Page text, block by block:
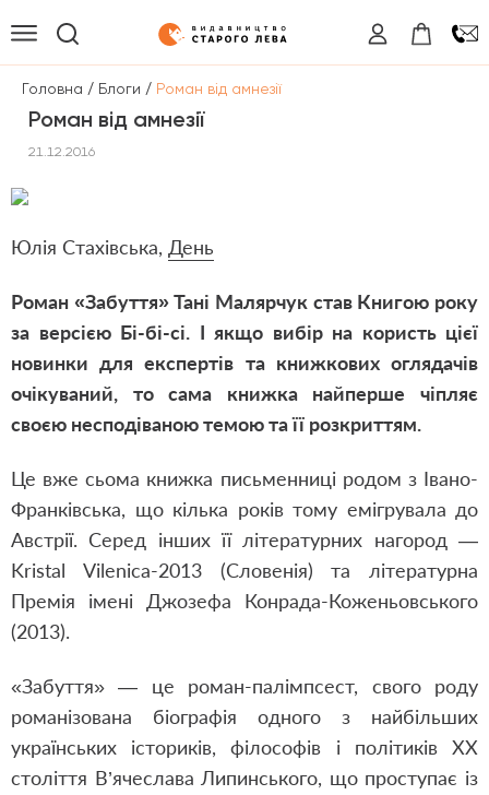
Головна / Блоги / Роман від амнезії
Роман від амнезії
21.12.2016
Юлія Стахівська, День
Роман «Забуття» Тані Малярчук став Книгою року
за версією Бі-бі-сі. І якщо вибір на користь цієї
новинки для експертів та книжкових оглядачів
очікуваний, то сама книжка найперше чіпляє
своєю несподіваною темою та її розкриттям.
Це вже сьома книжка письменниці родом з Івано-
Франківська, що кілька років тому емігрувала до
Австрії. Серед інших її літературних нагород —
Kristal Vilenica-2013 (Словенія) та літературна
Премія імені Джозефа Конрада-Коженьовського
(2013).
«Забуття» — це роман-палімпсест, свого роду
романізована біографія одного з найбільших
українських істориків, філософів і політиків ХХ
століття В’ячеслава Липинського, що проступає із